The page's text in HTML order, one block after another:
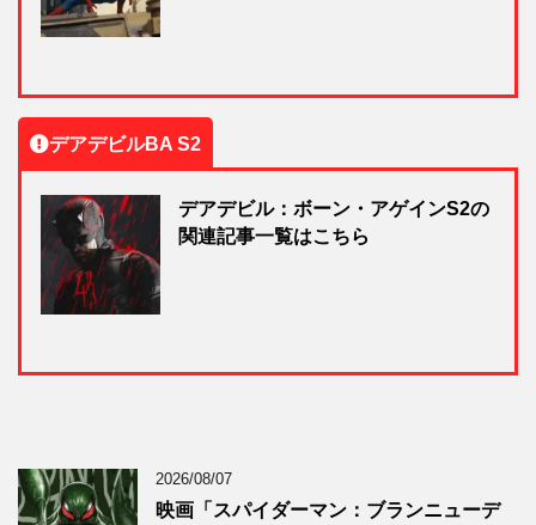
デアデビルBA S2
デアデビル：ボーン・アゲインS2の
関連記事一覧はこちら
2026/08/07
映画「スパイダーマン：ブランニューデ